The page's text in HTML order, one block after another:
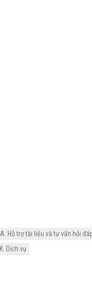
A. Hỗ trợ tài liệu và tư vấn hỏi đáp
K. Dịch vụ